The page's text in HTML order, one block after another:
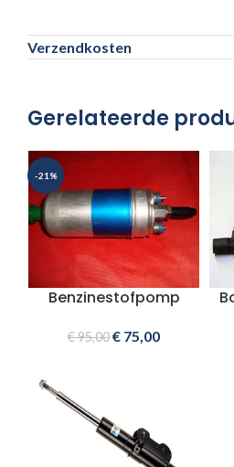
Verzendkosten
Gerelateerde
-21%
Benzinestofpomp
€95,00€ 75,00